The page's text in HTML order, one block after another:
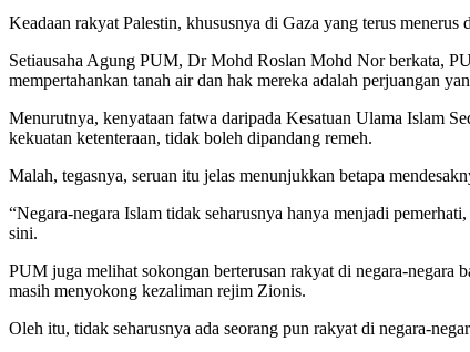
Keadaan rakyat Palestin, khususnya di Gaza yang terus
Setiausaha Agung PUM, Dr Mohd Roslan Mohd Nor berkata,
mempertahankan tanah air dan hak mereka adalah perjuangan
Menurutnya, kenyataan fatwa daripada Kesatuan Ulama Islam
kekuatan ketenteraan, tidak boleh dipandang remeh.
Malah, tegasnya, seruan itu jelas menunjukkan betapa
“Negara-negara Islam tidak seharusnya hanya menjadi
sini.
PUM juga melihat sokongan berterusan rakyat di negara-negara
masih menyokong kezaliman rejim Zionis.
Oleh itu, tidak seharusnya ada seorang pun rakyat di negara-